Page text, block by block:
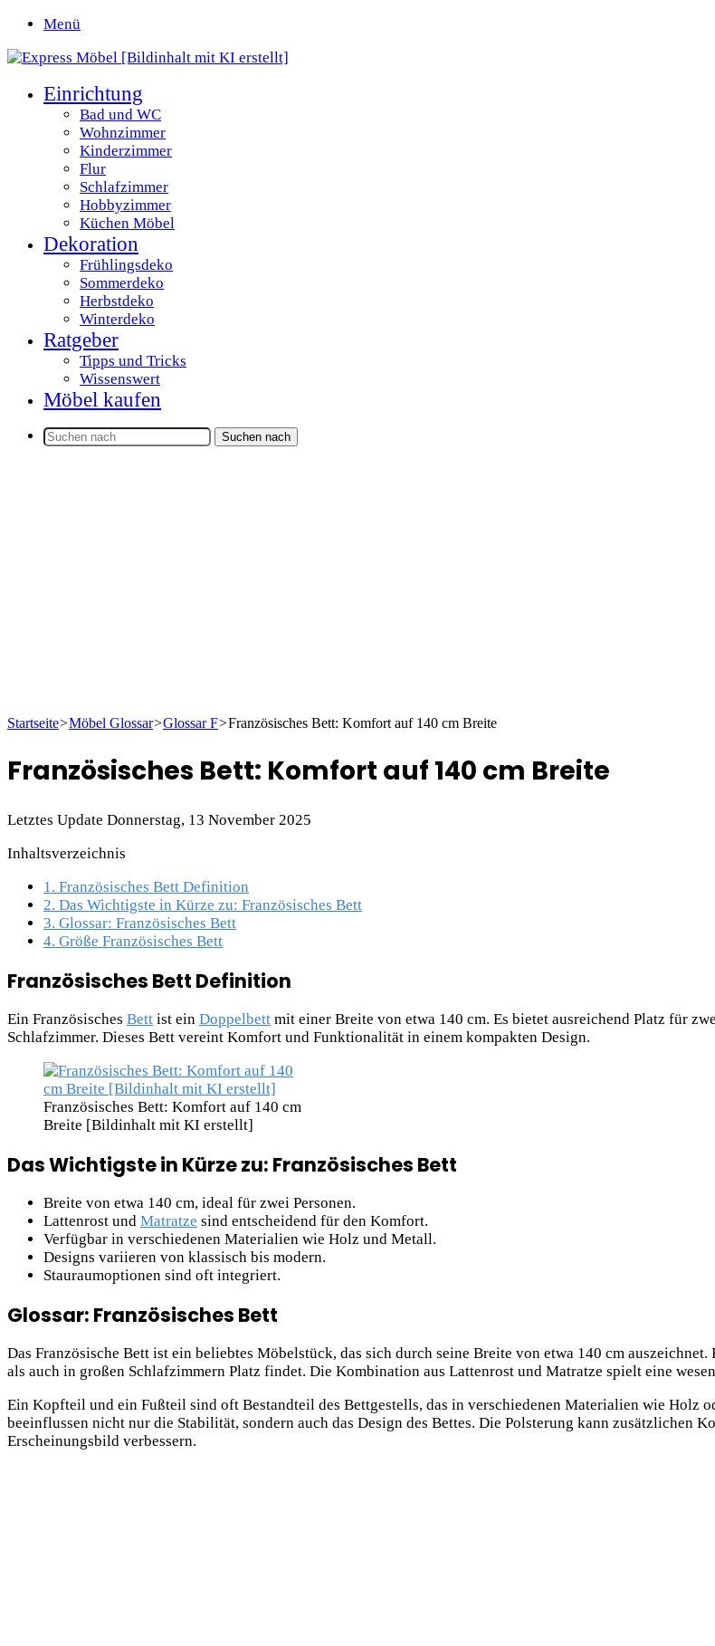
Menü
Einrichtung
Bad und WC
Wohnzimmer
Kinderzimmer
Flur
Schlafzimmer
Hobbyzimmer
Küchen Möbel
Dekoration
Frühlingsdeko
Sommerdeko
Herbstdeko
Winterdeko
Ratgeber
Tipps und Tricks
Wissenswert
Möbel kaufen
Suchen nach
Startseite>Möbel Glossar>Glossar F>Französisches Bett: Komfort auf 140 cm Breite
Französisches Bett: Komfort auf 140 cm Breite
Letztes Update Donnerstag, 13 November 2025
Inhaltsverzeichnis
1. Französisches Bett Definition
2. Das Wichtigste in Kürze zu: Französisches Bett
3. Glossar: Französisches Bett
4. Größe Französisches Bett
Französisches Bett Definition
Ein Französisches Bett ist ein Doppelbett mit einer Breite von etwa 140 cm. Es bietet ausreichend Platz für
Schlafzimmer. Dieses Bett vereint Komfort und Funktionalität in einem kompakten Design.
Französisches Bett: Komfort auf 140 cm
Breite [Bildinhalt mit KI erstellt]
Das Wichtigste in Kürze zu: Französisches Bett
Breite von etwa 140 cm, ideal für zwei Personen.
Lattenrost und Matratze sind entscheidend für den Komfort.
Verfügbar in verschiedenen Materialien wie Holz und Metall.
Designs variieren von klassisch bis modern.
Stauraumoptionen sind oft integriert.
Glossar: Französisches Bett
Das Französische Bett ist ein beliebtes Möbelstück, das sich durch seine Breite von etwa 140 cm
als auch in großen Schlafzimmern Platz findet. Die Kombination aus Lattenrost und Matratze spielt eine
Ein Kopfteil und ein Fußteil sind oft Bestandteil des Bettgestells, das in verschiedenen Materialien wie Holz
beeinflussen nicht nur die Stabilität, sondern auch das Design des Bettes. Die Polsterung kann zusätzlichen
Erscheinungsbild verbessern.